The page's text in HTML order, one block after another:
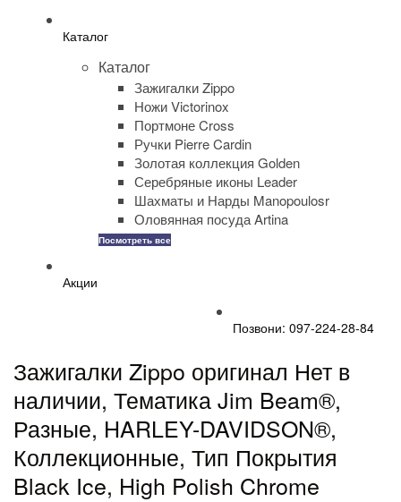
Каталог
Каталог
Зажигалки Zippo
Ножи Victorinox
Портмоне Cross
Ручки Pierre Cardin
Золотая коллекция Golden
Серебряные иконы Leader
Шахматы и Нарды Manopoulosr
Оловянная посуда Artina
Посмотреть все
Акции
Позвони: 097-224-28-84
Зажигалки Zippo оригинал Нет в
наличии, Тематика Jim Beam®,
Разные, HARLEY-DAVIDSON®,
Коллекционные, Тип Покрытия
Black Ice, High Polish Chrome